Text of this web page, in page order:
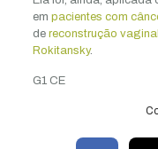
em pacientes com
de reconstrução
Rokitansky.
G1 CE